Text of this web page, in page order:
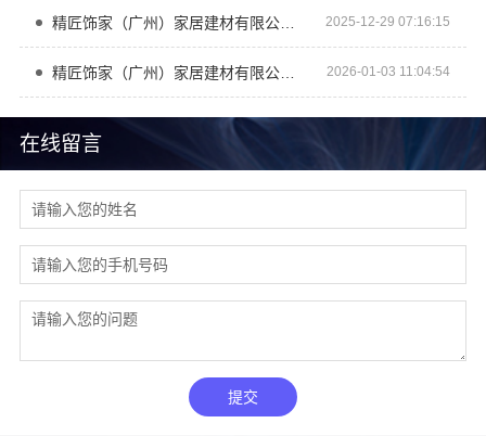
在线留言
提交
精匠饰家（广州）家居建材有限公司：全屋整装，让您的家更加舒适宜居 2025-12-29 07:16:15
精匠饰家（广州）家居建材有限公司：一站式装修解决方案 2026-01-03 11:04:54